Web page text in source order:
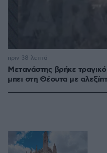
Μετανάστης βρήκε
μπει στη Θέουτα με
πριν 38 λεπτά